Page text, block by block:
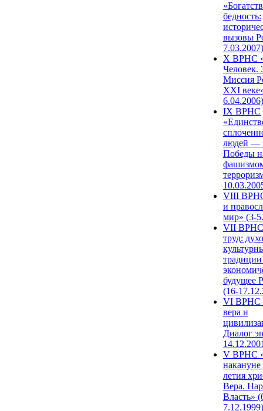
бедность:
вызовы
7.03.2007)
X ВРНС
Человек.
Миссия
XXI
6.04.2006)
IX ВРНС
людей —
Победы
VIII
и
мир» (3-
VII ВРНС
труд:
будущее
(16-
VI ВРНС
вера и
Диалог
V ВРНС
накануне
летия
Вера.
Власть»
7.12.1999)